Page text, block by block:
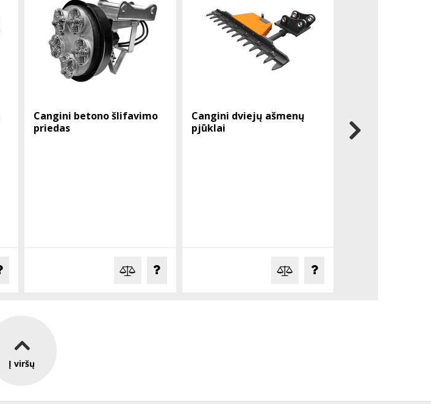
Cangini betono šlifavimo
priedas
Cangini dviejų ašmenų
pjūklai
Į viršų